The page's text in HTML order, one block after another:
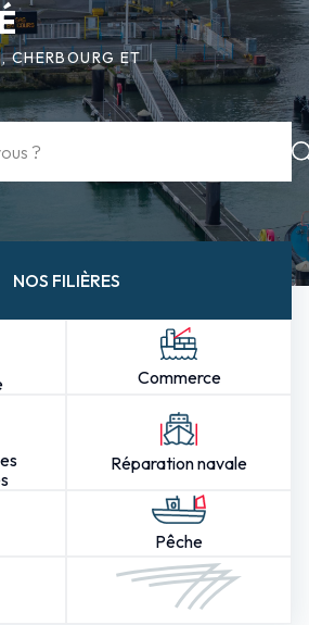
CHERBOURG ET
NOS FILIÈRES
Commerce
Réparation navale
Pêche